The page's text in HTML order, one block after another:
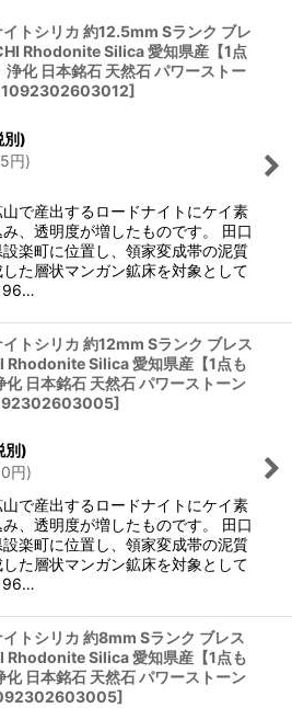
トシリカ 約12.5mm Sランク ブレ
Rhodonite Silica 愛知県産【1点
浄化 日本銘石 天然石 パワーストー
]
別)
円)
で産出するロードナイトにケイ素
、透明度が増したものです。 田口
楽町に位置し、領家変成帯の泥質
た層状マンガン鉱床を対象として
トシリカ 約12mm Sランク ブレス
Rhodonite Silica 愛知県産【1点も
化 日本銘石 天然石 パワーストーン
]
別)
円)
で産出するロードナイトにケイ素
、透明度が増したものです。 田口
楽町に位置し、領家変成帯の泥質
た層状マンガン鉱床を対象として
トシリカ 約8mm Sランク ブレス
Rhodonite Silica 愛知県産【1点も
化 日本銘石 天然石 パワーストーン
]